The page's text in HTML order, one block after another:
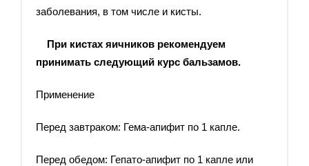
заболевания, в том числе и кисты.
При кистах яичников рекомендуем
принимать следующий курс бальзамов.
Применение
Перед завтраком: Гема-апифит по 1 капле.
Перед обедом: Гепато-апифит по 1 капле или